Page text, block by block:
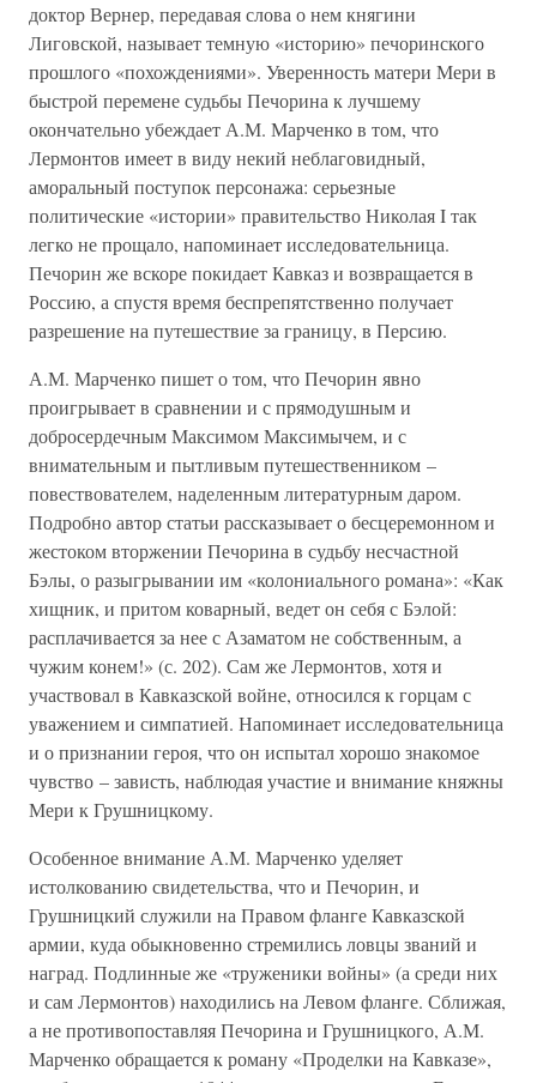
доктор Вернер, передавая слова о нем княгини
Лиговской, называет темную «историю» печоринского
прошлого «похождениями». Уверенность матери Мери в
быстрой перемене судьбы Печорина к лучшему
окончательно убеждает А.М. Марченко в том, что
Лермонтов имеет в виду некий неблаговидный,
аморальный поступок персонажа: серьезные
политические «истории» правительство Николая I так
легко не прощало, напоминает исследовательница.
Печорин же вскоре покидает Кавказ и возвращается в
Россию, а спустя время беспрепятственно получает
разрешение на путешествие за границу, в Персию.
А.М. Марченко пишет о том, что Печорин явно
проигрывает в сравнении и с прямодушным и
добросердечным Максимом Максимычем, и с
внимательным и пытливым путешественником –
повествователем, наделенным литературным даром.
Подробно автор статьи рассказывает о бесцеремонном и
жестоком вторжении Печорина в судьбу несчастной
Бэлы, о разыгрывании им «колониального романа»: «Как
хищник, и притом коварный, ведет он себя с Бэлой:
расплачивается за нее с Азаматом не собственным, а
чужим конем!» (с. 202). Сам же Лермонтов, хотя и
участвовал в Кавказской войне, относился к горцам с
уважением и симпатией. Напоминает исследовательница
и о признании героя, что он испытал хорошо знакомое
чувство – зависть, наблюдая участие и внимание княжны
Мери к Грушницкому.
Особенное внимание А.М. Марченко уделяет
истолкованию свидетельства, что и Печорин, и
Грушницкий служили на Правом фланге Кавказской
армии, куда обыкновенно стремились ловцы званий и
наград. Подлинные же «труженики войны» (а среди них
и сам Лермонтов) находились на Левом фланге. Сближая,
а не противопоставляя Печорина и Грушницкого, А.М.
Марченко обращается к роману «Проделки на Кавказе»,